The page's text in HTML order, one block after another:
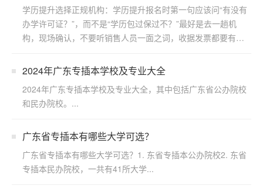
亏！
学历提升选择正规机构：学历提升报名时第一句应该问“有没有
办学许可证？”，而不是“学历包过保过不？”最好是去一趟机
构，现场确认，不要听销售人员一面之词，收据发票都要有。
2024年广东专插本学校及专业大全
2024年广东专插本学校及专业大全，其中包括广东省公办院校
和民办院校。...
广东省专插本有哪些大学可选？
广东省专插本有哪些大学可选？1. 东省专插本公办院校2. 东省
专插本民办院校，一共有41所大学...